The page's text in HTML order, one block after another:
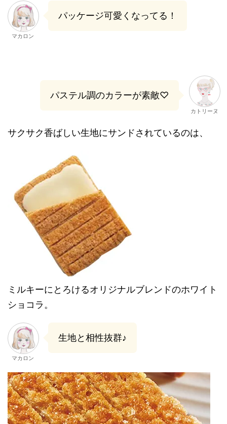
マカロン
パッケージ可愛くなってる！
パステル調のカラーが素敵♡
カトリーヌ
サクサク香ばしい生地にサンドされているのは、
ミルキーにとろけるオリジナルブレンドのホワイト
ショコラ。
マカロン
生地と相性抜群♪